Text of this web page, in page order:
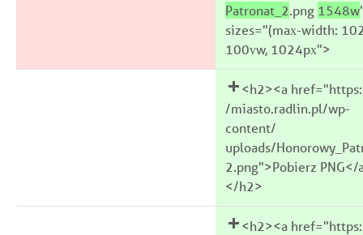
Patronat_2.png 1548w
sizes="(max-width:
100vw, 1024px">
<h2><a
/miasto.radlin.pl/wp-
content/
uploads/
2.png">Pobierz PNG</
</h2>
<h2><a